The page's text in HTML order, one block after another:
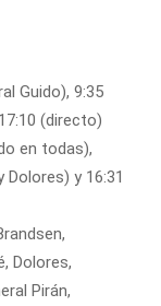
Guido), 9:35
(directo)
en todas),
Dolores) y 16:31
Dolores,
Pirán,